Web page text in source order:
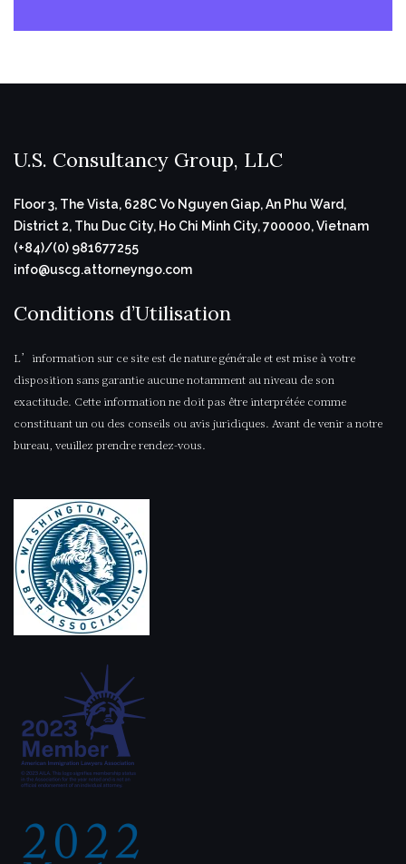
U.S. Consultancy Group, LLC
Floor 3, The Vista, 628C Vo Nguyen Giap, An Phu Ward,
District 2, Thu Duc City, Ho Chi Minh City, 700000, Vietnam
(+84)/(0) 981677255
info@uscg.attorneyngo.com
Conditions d’Utilisation
L’information sur ce site est de nature générale et est mise à votre
disposition sans garantie aucune notamment au niveau de son
exactitude. Cette information ne doit pas être interprétée comme
constituant un ou des conseils ou avis juridiques. Avant de venir a notre
bureau, veuillez prendre rendez-vous.